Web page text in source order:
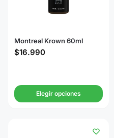
Montreal Krown 60ml
$16.990
Elegir opciones